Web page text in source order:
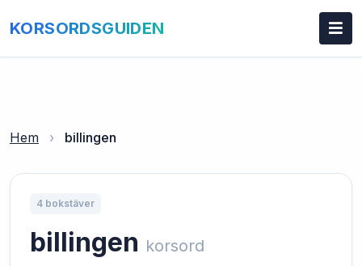
KORSORDSGUIDEN
Hem › billingen
4 bokstäver
billingen korsord